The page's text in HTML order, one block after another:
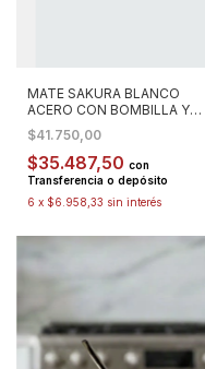
MATE SAKURA BLANCO
ACERO CON BOMBILLA Y
LIMPIADOR
$41.750,00
$35.487,50 con
Transferencia o depósito
6 x $6.958,33 sin interés